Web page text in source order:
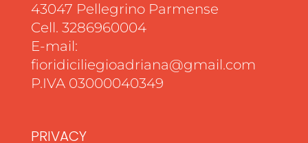
43047 Pellegrino Parmense
Cell. 3286960004
E-mail:
fioridiciliegioadriana@gmail.com
P.IVA 03000040349
PRIVACY